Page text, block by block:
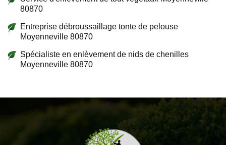
80870
Entreprise débroussaillage tonte de pelouse
Moyenneville 80870
Spécialiste en enlèvement de nids de chenilles
Moyenneville 80870